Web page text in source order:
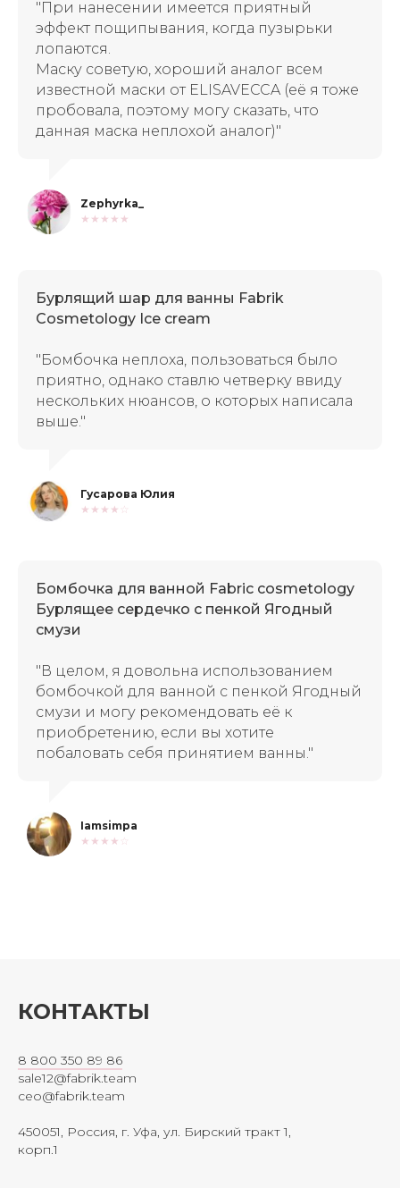
"При нанесении имеется приятный
эффект пощипывания, когда пузырьки
лопаются.
Маску советую, хороший аналог всем
известной маски от ELISAVECCA (её я тоже
пробовала, поэтому могу сказать, что
данная маска неплохой аналог)"
Zephyrka_
★★★★★
Бурлящий шар для ванны Fabrik
Cosmetology Ice cream
"Бомбочка неплоха, пользоваться было
приятно, однако ставлю четверку ввиду
нескольких нюансов, о которых написала
выше."
Гусарова Юлия
★★★★☆
Бомбочка для ванной Fabric cosmetology
Бурлящее сердечко с пенкой Ягодный
смузи
"В целом, я довольна использованием
бомбочкой для ванной с пенкой Ягодный
смузи и могу рекомендовать её к
приобретению, если вы хотите
побаловать себя принятием ванны."
Iamsimpa
★★★★☆
КОНТАКТЫ
8 800 350 89 86
sale12@fabrik.team
ceo@fabrik.team
450051, Россия, г. Уфа, ул. Бирский тракт 1,
корп.1